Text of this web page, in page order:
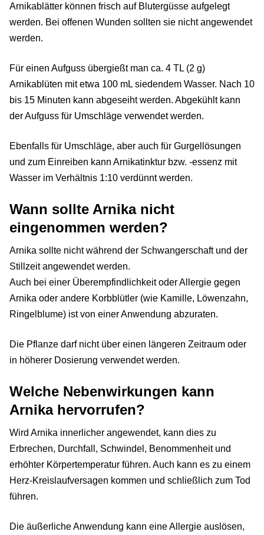
Arnikablätter können frisch auf Blutergüsse aufgelegt
werden. Bei offenen Wunden sollten sie nicht angewendet
werden.
Für einen Aufguss übergießt man ca. 4 TL (2 g)
Arnikablüten mit etwa 100 mL siedendem Wasser. Nach 10
bis 15 Minuten kann abgeseiht werden. Abgekühlt kann
der Aufguss für Umschläge verwendet werden.
Ebenfalls für Umschläge, aber auch für Gurgellösungen
und zum Einreiben kann Arnikatinktur bzw. -essenz mit
Wasser im Verhältnis 1:10 verdünnt werden.
Wann sollte Arnika nicht
eingenommen werden?
Arnika sollte nicht während der Schwangerschaft und der
Stillzeit angewendet werden.
Auch bei einer Überempfindlichkeit oder Allergie gegen
Arnika oder andere Korbblütler (wie Kamille, Löwenzahn,
Ringelblume) ist von einer Anwendung abzuraten.
Die Pflanze darf nicht über einen längeren Zeitraum oder
in höherer Dosierung verwendet werden.
Welche Nebenwirkungen kann
Arnika hervorrufen?
Wird Arnika innerlicher angewendet, kann dies zu
Erbrechen, Durchfall, Schwindel, Benommenheit und
erhöhter Körpertemperatur führen. Auch kann es zu einem
Herz-Kreislaufversagen kommen und schließlich zum Tod
führen.
Die äußerliche Anwendung kann eine Allergie auslösen,